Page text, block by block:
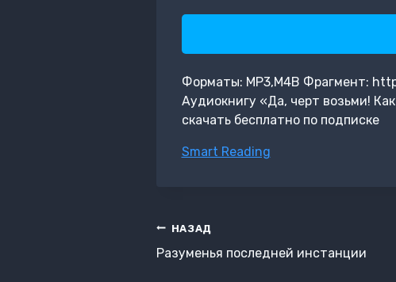
Форматы: MP3,M4B Фрагмент:
Аудиокнигу «Да, черт возьми!
скачать бесплатно по подписке
Метки
Smart Reading
Навигация
по
НАЗАД
Разуменья последней инстанции